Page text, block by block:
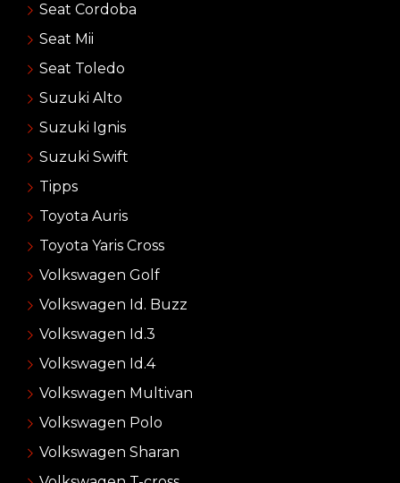
Seat Cordoba
Seat Mii
Seat Toledo
Suzuki Alto
Suzuki Ignis
Suzuki Swift
Tipps
Toyota Auris
Toyota Yaris Cross
Volkswagen Golf
Volkswagen Id. Buzz
Volkswagen Id.3
Volkswagen Id.4
Volkswagen Multivan
Volkswagen Polo
Volkswagen Sharan